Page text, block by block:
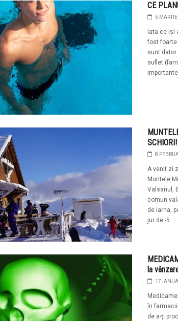
CE
5
Iata ce isi
fost foarte
sunt dator
suflet
SCHIORI!
8
A venit zi
Muntele
Valsanul,
comun
de iarna,
jur de -5
la
17
în
de a-ţi